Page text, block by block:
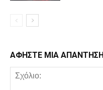
ΑΦΗΣΤΕ ΜΙΑ ΑΠΑΝΤΗΣΗ